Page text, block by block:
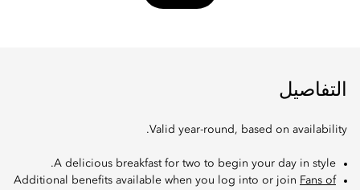
التفاصيل
Valid year-round, based on availability.
A delicious breakfast for two to begin your day in style.
Additional benefits available when you log into or join Fans of